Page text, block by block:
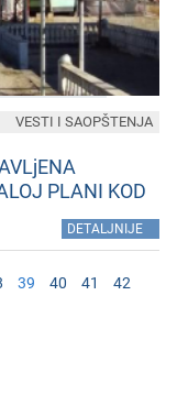
PLANI KOD
DETALJNIJE
VESTI I SAOPŠTENJA
39 40 41
42